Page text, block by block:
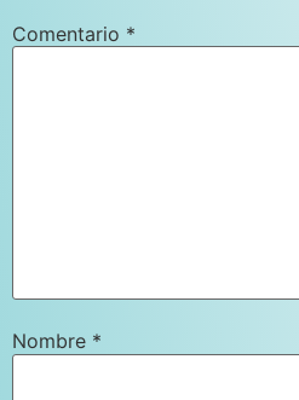
Comentario *
Nombre *